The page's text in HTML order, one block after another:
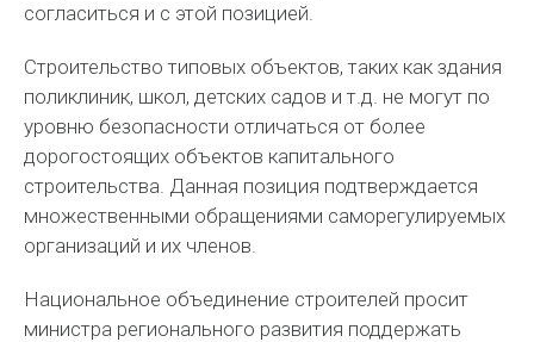
согласиться и с этой позицией.
Строительство типовых объектов, таких как здания
поликлиник, школ, детских садов и т.д. не могут по
уровню безопасности отличаться от более
дорогостоящих объектов капитального
строительства. Данная позиция подтверждается
множественными обращениями саморегулируемых
организаций и их членов.
Национальное объединение строителей просит
министра регионального развития поддержать